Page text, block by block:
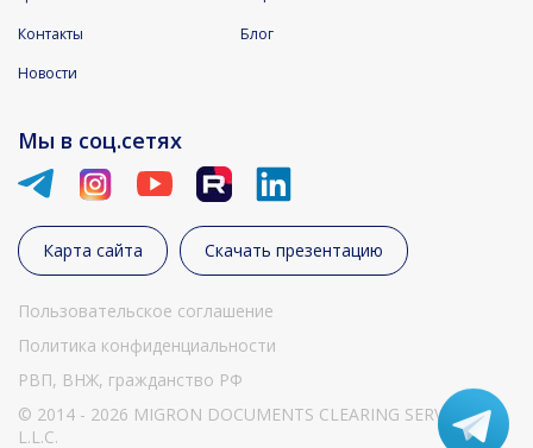
Контакты
Новости
Блог
Мы в соц.сетях
Карта сайта Скачать презентацию
Пользовательское соглашение
Политика конфиденциальности
РВП, ВНЖ, гражданство РФ
© 2014 - 2026 MIGRON DOCUMENTS CLEARING SERVICES
L.L.C.